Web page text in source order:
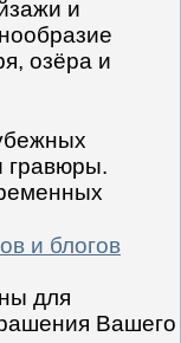
и
озёра и
гравюры.
и блогов
для
Вашего